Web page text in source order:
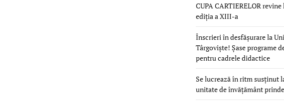
CUPA CARTIERELOR
ediția a XIII-a
Înscrieri în desfășurare la
Târgoviște! Șase programe
pentru cadrele didactice
Se lucrează în ritm susținut
unitate de învățământ